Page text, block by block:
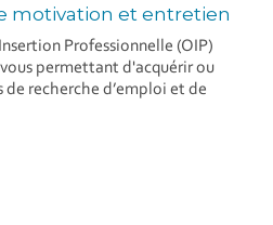
motivation et entretien
Professionnelle (OIP)
permettant d'acquérir ou
recherche d’emploi et de